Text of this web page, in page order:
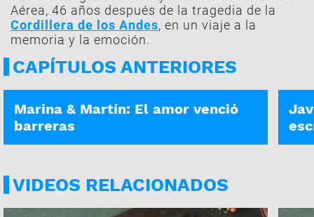
Aérea, 46 años después de la tragedia de la
Cordillera de los Andes, en un viaje a la
memoria y la emoción.
CAPÍTULOS ANTERIORES
DÍA CERO | 02-07-2021
Marina & Martín: El amor venció
barreras
VIDEOS RELACIONADOS